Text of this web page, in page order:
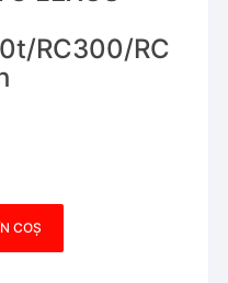
RC300/RC
COȘ